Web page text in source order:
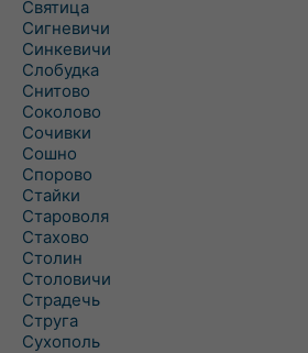
Святица
Сигневичи
Синкевичи
Слобудка
Снитово
Соколово
Сочивки
Сошно
Спорово
Стайки
Староволя
Стахово
Столин
Столовичи
Страдечь
Струга
Сухополь